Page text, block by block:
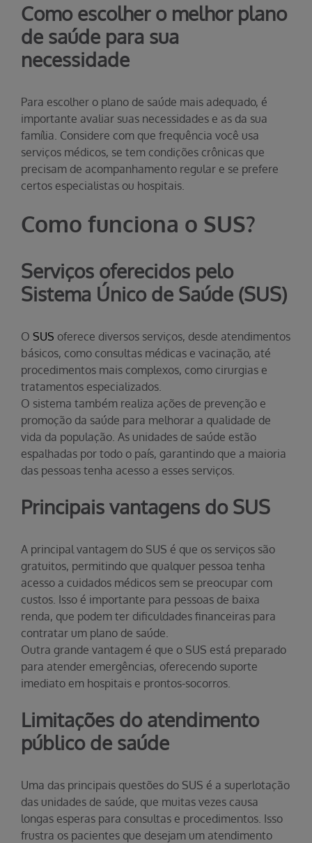
Como escolher o melhor plano
de saúde para sua
necessidade
Para escolher o plano de saúde mais adequado, é
importante avaliar suas necessidades e as da sua
família. Considere com que frequência você usa
serviços médicos, se tem condições crônicas que
precisam de acompanhamento regular e se prefere
certos especialistas ou hospitais.
Como funciona o SUS?
Serviços oferecidos pelo
Sistema Único de Saúde (SUS)
O SUS oferece diversos serviços, desde atendimentos
básicos, como consultas médicas e vacinação, até
procedimentos mais complexos, como cirurgias e
tratamentos especializados.
O sistema também realiza ações de prevenção e
promoção da saúde para melhorar a qualidade de
vida da população. As unidades de saúde estão
espalhadas por todo o país, garantindo que a maioria
das pessoas tenha acesso a esses serviços.
Principais vantagens do SUS
A principal vantagem do SUS é que os serviços são
gratuitos, permitindo que qualquer pessoa tenha
acesso a cuidados médicos sem se preocupar com
custos. Isso é importante para pessoas de baixa
renda, que podem ter dificuldades financeiras para
contratar um plano de saúde.
Outra grande vantagem é que o SUS está preparado
para atender emergências, oferecendo suporte
imediato em hospitais e prontos-socorros.
Limitações do atendimento
público de saúde
Uma das principais questões do SUS é a superlotação
das unidades de saúde, que muitas vezes causa
longas esperas para consultas e procedimentos. Isso
frustra os pacientes que desejam um atendimento